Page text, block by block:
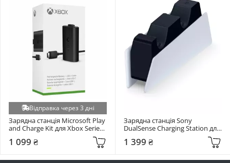
Відправка через 3 дні
Зарядна станція Microsoft Play
and Charge Kit для Xbox Series
1 099 ₴
Зарядна станція Sony
DualSense Charging Station для
PlayStation 5 White (9374107)
1 399 ₴